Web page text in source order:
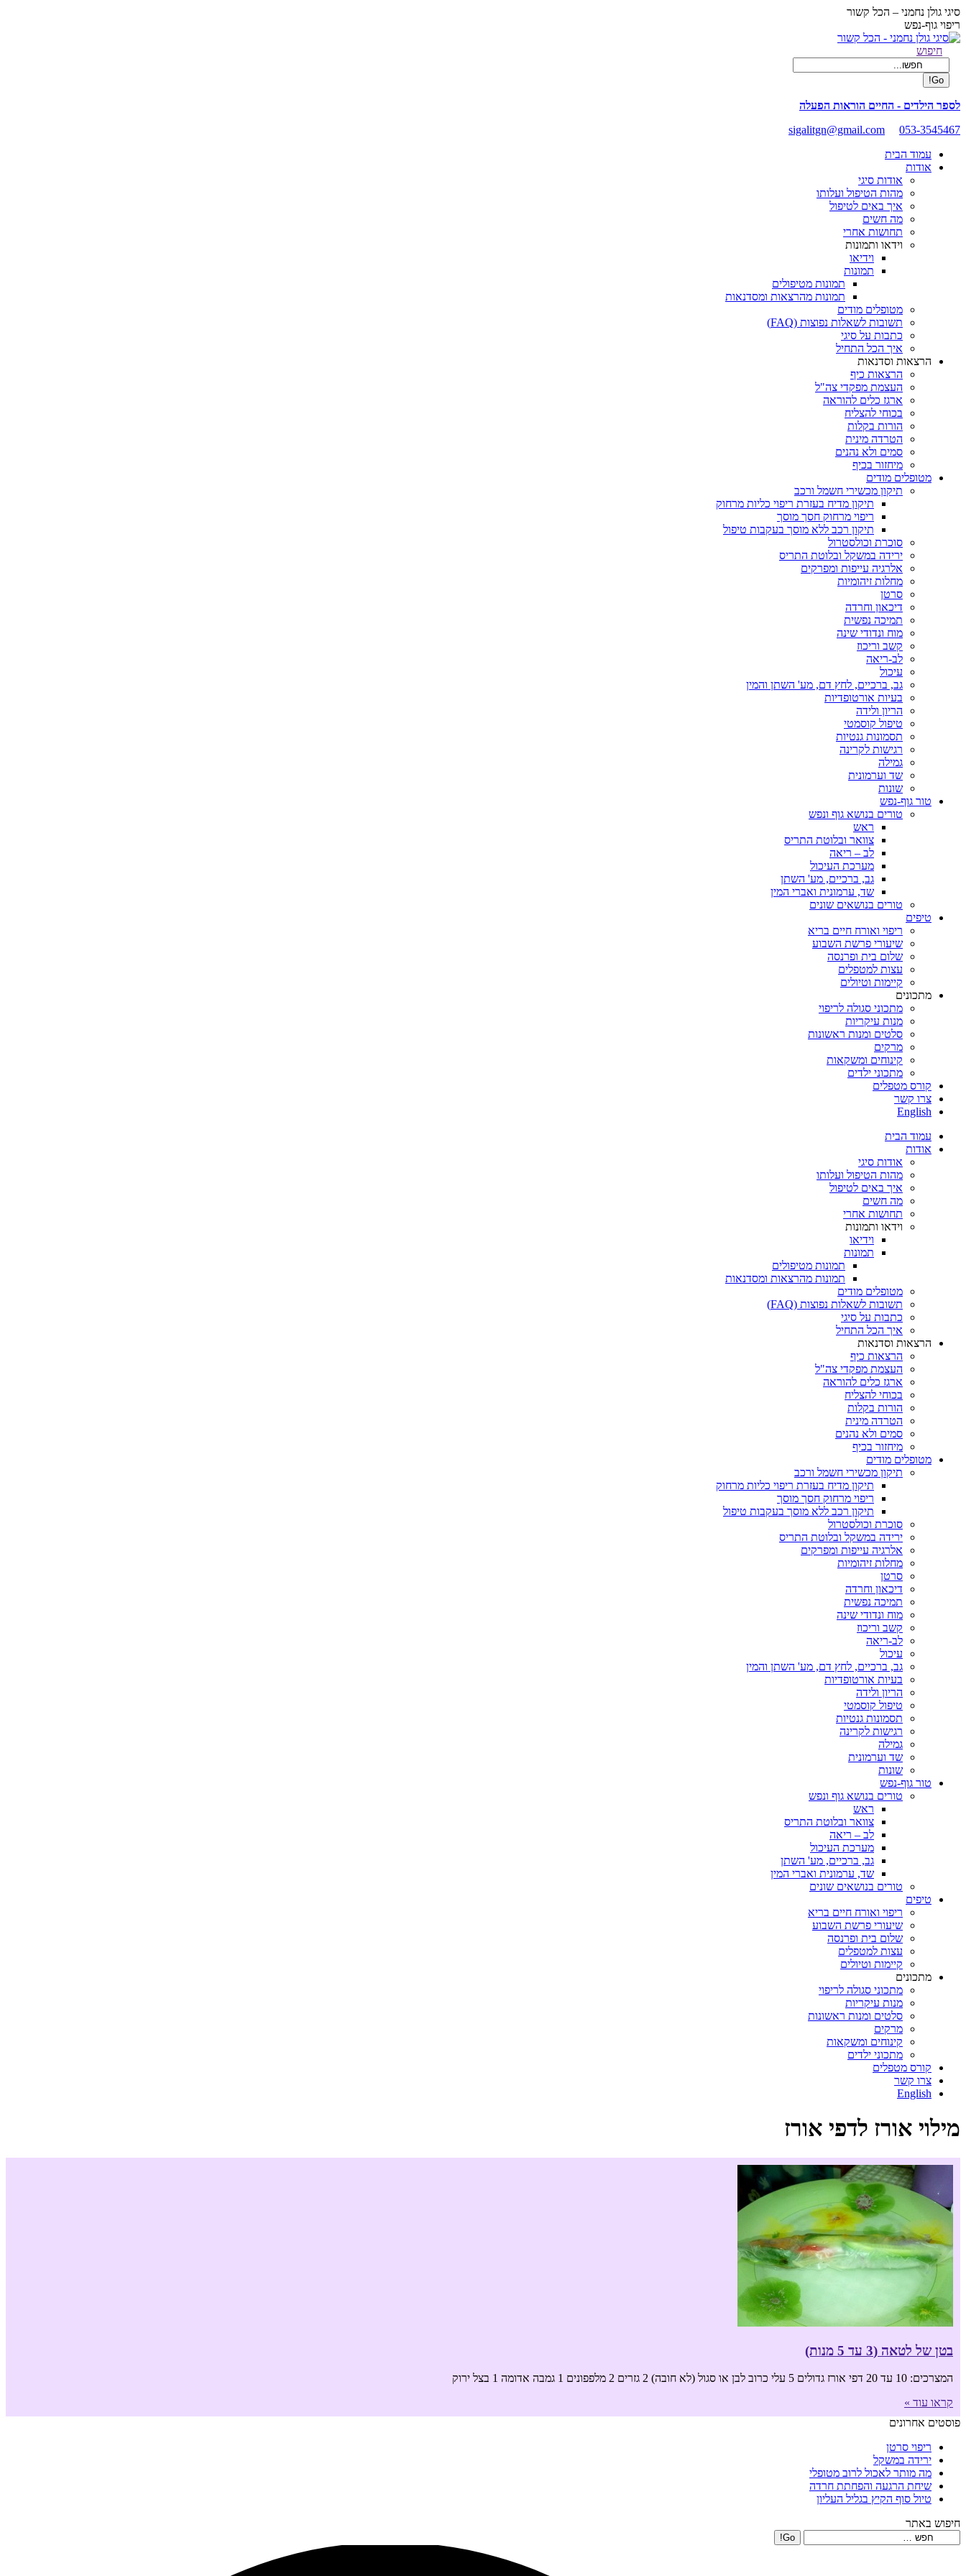
Skip
to
content
סיגי גולן נחמני – הכל קשור
ריפוי גוף-נפש
Facebook
opens
new
window
Search:
חיפוש
לספר הילדים - החיים הוראות הפעלה
sigalitgn@gmail.com
053-3545467
עמוד הבית
אודות
אודות סיגי
מהות הטיפול ועלותו
איך באים לטיפול
מה חשים
תחושות אחרי
וידאו ותמונות
וידיאו
תמונות
תמונות מטיפולים
תמונות מהרצאות ומסדנאות
מטופלים מודים
תשובות לשאלות נפוצות (FAQ)
כתבות על סיגי
איך הכל התחיל
הרצאות וסדנאות
הרצאות כיף
העצמת מפקדי צה"ל
ארגז כלים להוראה
בכוחי להצליח
הורות בקלות
הטרדה מינית
סמים ולא נהנים
מיחזור בכיף
מטופלים מודים
תיקון מכשירי חשמל ורכב
תיקון מדיח בעזרת ריפוי כליות מרחוק
ריפוי מרחוק חסך מוסך
תיקון רכב ללא מוסך בעקבות טיפול
סוכרת וכולסטרול
ירידה במשקל ובלוטת התריס
אלרגיה עייפות ומפרקים
מחלות זיהומיות
סרטן
דיכאון וחרדה
תמיכה נפשית
מוח ונדודי שינה
קשב וריכוז
לב-ריאה
עיכול
גב, ברכיים, לחץ דם, מע' השתן והמין
בעיות אורטופדיות
הריון ולידה
טיפול קוסמטי
תסמונות גנטיות
רגישות לקרינה
גמילה
שד וערמונית
שונות
טור גוף-נפש
טורים בנושא גוף ונפש
ראש
צוואר ובלוטת התריס
לב – ריאה
מערכת העיכול
גב, ברכיים, מע' השתן
שד, ערמונית ואברי המין
טורים בנושאים שונים
טיפים
ריפוי ואורח חיים בריא
שיעורי פרשת השבוע
שלום בית ופרנסה
עצות למטפלים
קיימות וטיולים
מתכונים
מתכוני סגולה לריפוי
מנות עיקריות
סלטים ומנות ראשונות
מרקים
קינוחים ומשקאות
מתכוני ילדים
קורס מטפלים
צרו קשר
English
עמוד הבית
אודות
אודות סיגי
מהות הטיפול ועלותו
איך באים לטיפול
מה חשים
תחושות אחרי
וידאו ותמונות
וידיאו
תמונות
תמונות מטיפולים
תמונות מהרצאות ומסדנאות
מטופלים מודים
תשובות לשאלות נפוצות (FAQ)
כתבות על סיגי
איך הכל התחיל
הרצאות וסדנאות
הרצאות כיף
העצמת מפקדי צה"ל
ארגז כלים להוראה
בכוחי להצליח
הורות בקלות
הטרדה מינית
סמים ולא נהנים
מיחזור בכיף
מטופלים מודים
תיקון מכשירי חשמל ורכב
תיקון מדיח בעזרת ריפוי כליות מרחוק
ריפוי מרחוק חסך מוסך
תיקון רכב ללא מוסך בעקבות טיפול
סוכרת וכולסטרול
ירידה במשקל ובלוטת התריס
אלרגיה עייפות ומפרקים
מחלות זיהומיות
סרטן
דיכאון וחרדה
תמיכה נפשית
מוח ונדודי שינה
קשב וריכוז
לב-ריאה
עיכול
גב, ברכיים, לחץ דם, מע' השתן והמין
בעיות אורטופדיות
הריון ולידה
טיפול קוסמטי
תסמונות גנטיות
רגישות לקרינה
גמילה
שד וערמונית
שונות
טור גוף-נפש
טורים בנושא גוף ונפש
ראש
צוואר ובלוטת התריס
לב – ריאה
מערכת העיכול
גב, ברכיים, מע' השתן
שד, ערמונית ואברי המין
טורים בנושאים שונים
טיפים
ריפוי ואורח חיים בריא
שיעורי פרשת השבוע
שלום בית ופרנסה
עצות למטפלים
קיימות וטיולים
מתכונים
מתכוני סגולה לריפוי
מנות עיקריות
סלטים ומנות ראשונות
מרקים
קינוחים ומשקאות
מתכוני ילדים
קורס מטפלים
צרו קשר
English
מילוי אורז לדפי אורז
בטן של לטאה (3 עד 5 מנות)
המצרכים: 10 עד 20 דפי אורז גדולים 5 עלי כרוב לבן או סגול (לא חובה) 2 גזרים 2 מלפפונים 1 גמבה אדומה 1 בצל ירוק
קראו עוד »
פוסטים אחרונים
ריפוי סרטן
ירידה במשקל
מה מותר לאכול לרוב מטופלי
שיחת הרגעה והפחתת חרדה
טיול סוף הקיץ בגליל העליון
חיפוש באתר
Search: